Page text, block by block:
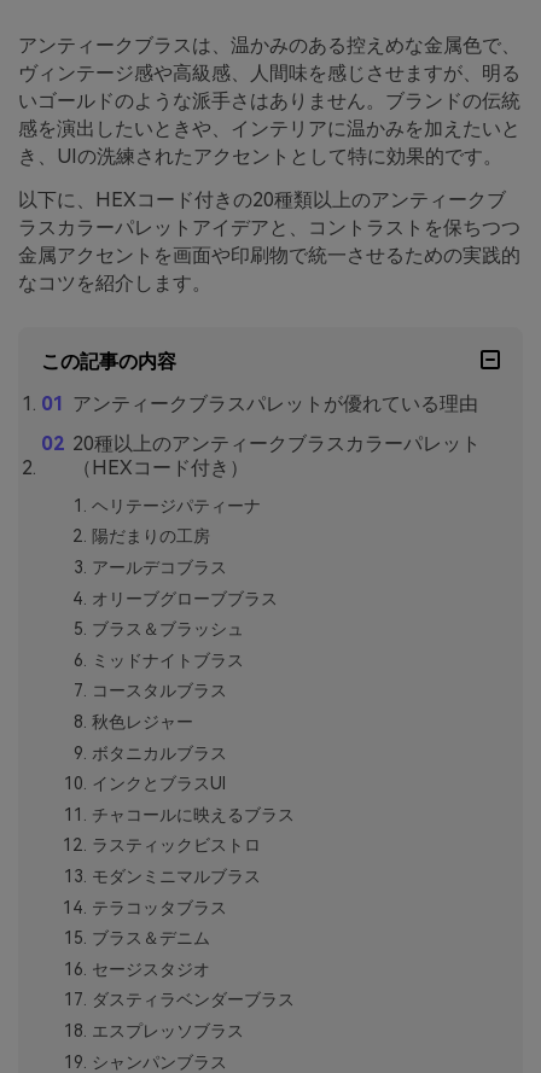
アンティークブラスは、温かみのある控えめな金属色で、
ヴィンテージ感や高級感、人間味を感じさせますが、明る
いゴールドのような派手さはありません。ブランドの伝統
感を演出したいときや、インテリアに温かみを加えたいと
き、UIの洗練されたアクセントとして特に効果的です。
以下に、HEXコード付きの20種類以上のアンティークブ
ラスカラーパレットアイデアと、コントラストを保ちつつ
金属アクセントを画面や印刷物で統一させるための実践的
なコツを紹介します。
この記事の内容
アンティークブラスパレットが優れている理由
20種以上のアンティークブラスカラーパレット
（HEXコード付き）
ヘリテージパティーナ
陽だまりの工房
アールデコブラス
オリーブグローブブラス
ブラス＆ブラッシュ
ミッドナイトブラス
コースタルブラス
秋色レジャー
ボタニカルブラス
インクとブラスUI
チャコールに映えるブラス
ラスティックビストロ
モダンミニマルブラス
テラコッタブラス
ブラス＆デニム
セージスタジオ
ダスティラベンダーブラス
エスプレッソブラス
シャンパンブラス